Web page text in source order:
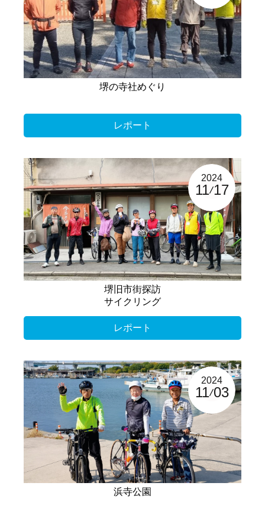
堺の寺社めぐり
レポート
2024
11 17
堺旧市街探訪
サイクリング
レポート
2024
11 03
浜寺公園